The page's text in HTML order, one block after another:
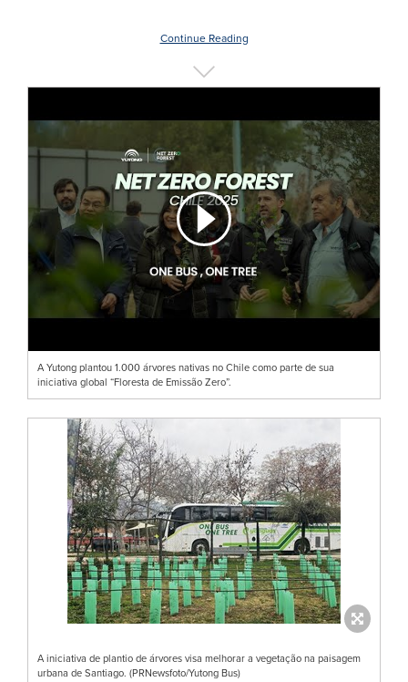
Continue Reading
A Yutong plantou 1.000 árvores nativas no Chile como parte de sua
iniciativa global “Floresta de Emissão Zero”.
A iniciativa de plantio de árvores visa melhorar a vegetação na paisagem
urbana de Santiago. (PRNewsfoto/Yutong Bus)